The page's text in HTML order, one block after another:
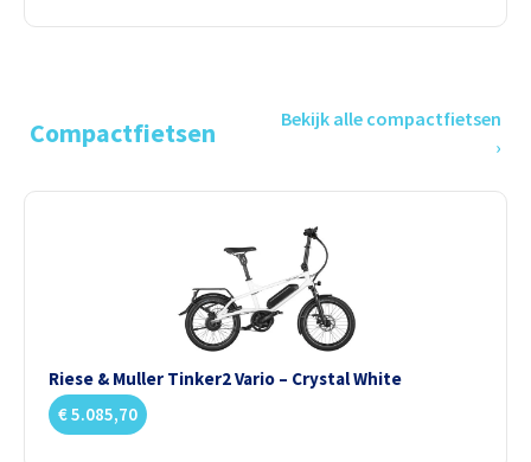
Compactfietsen
Bekijk alle compactfietsen
›
Riese & Muller Tinker2 Vario – Crystal White
€5.085,70